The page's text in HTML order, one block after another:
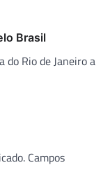
Brasil
do Rio de Janeiro a
Campos